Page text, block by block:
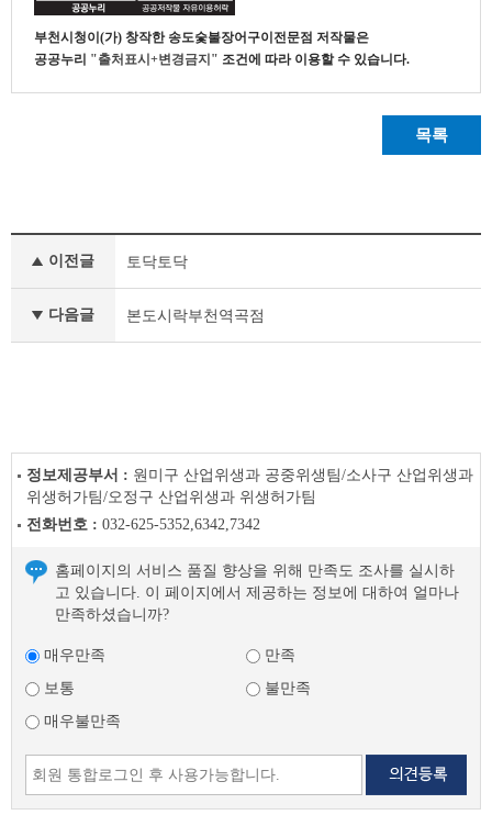
부천시청이(가) 창작한 송도숯불장어구이전문점 저작물은
공공누리 "출처표시+변경금지" 조건에 따라 이용할 수 있습니다.
목록
안
이전글 토닥토닥
다음글 본도시락부천역곡점
정보제공부서 : 원미구 산업위생과 공중위생팀/소사구 산업위생과
위생허가팀/오정구 산업위생과 위생허가팀
전화번호 : 032-625-5352,6342,7342
홈페이지의 서비스 품질 향상을 위해 만족도 조사를 실시하
고 있습니다. 이 페이지에서 제공하는 정보에 대하여 얼마나
만족하셨습니까?
매우만족
만족
보통
불만족
매우불만족